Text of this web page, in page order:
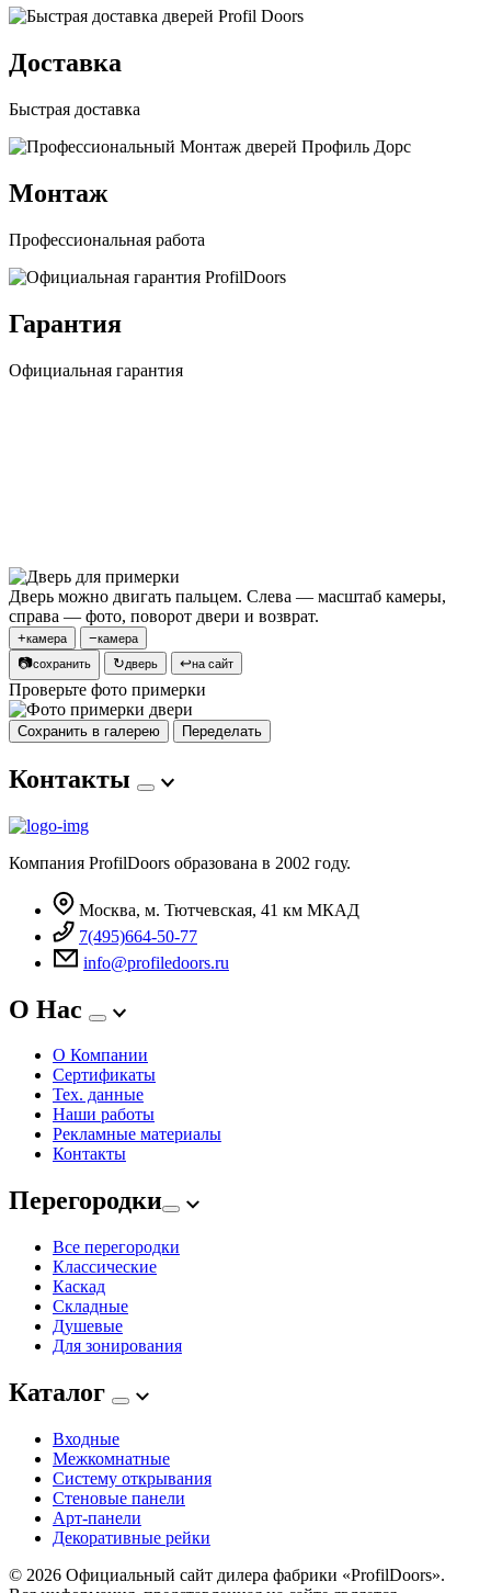
Доставка
Быстрая доставка
Монтаж
Профессиональная работа
Гарантия
Официальная гарантия
Дверь можно двигать пальцем. Слева — масштаб камеры,
справа — фото, поворот двери и возврат.
+камера −камера
📷сохранить ↻дверь ↩на сайт
Проверьте фото примерки
Сохранить в галерею Переделать
Контакты
Компания ProfilDoors образована в 2002 году.
Москва, м. Тютчевская, 41 км МКАД
7(495)664-50-77
info@profiledoors.ru
О Нас
О Компании
Сертификаты
Тех. данные
Наши работы
Рекламные материалы
Контакты
Перегородки
Все перегородки
Классические
Каскад
Складные
Душевые
Для зонирования
Каталог
Входные
Межкомнатные
Систему открывания
Стеновые панели
Арт-панели
Декоративные рейки
© 2026 Официальный сайт дилера фабрики «ProfilDoors».